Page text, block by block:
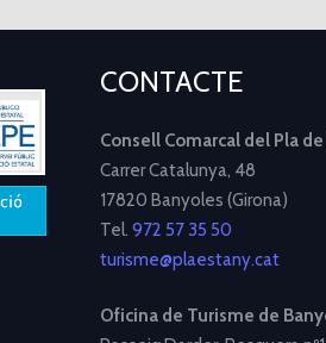
CONTACTE
Consell Comarcal del Pla de
Carrer Catalunya, 48
17820 Banyoles (Girona)
Tel. 972 57 35 50
turisme@plaestany.cat
Oficina de Turisme de